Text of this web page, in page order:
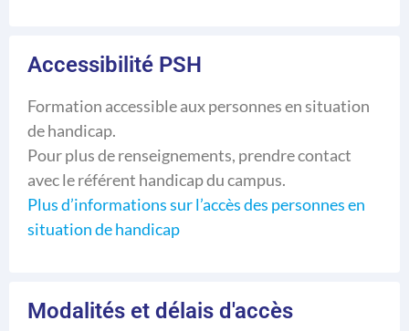
Accessibilité PSH
Formation accessible aux personnes en situation
de handicap.
Pour plus de renseignements, prendre contact
avec le référent handicap du campus.
Plus d’informations sur l’accès des personnes en
situation de handicap
Modalités et délais d'accès